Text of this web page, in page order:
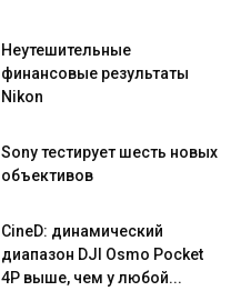
Неутешительные
финансовые результаты
Nikon
Sony тестирует шесть новых
объективов
CineD: динамический
диапазон DJI Osmo Pocket
4P выше, чем у любой...